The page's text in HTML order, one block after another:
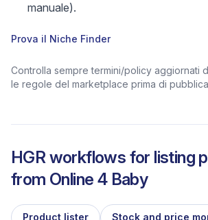
manuale).
Prova il Niche Finder
Controlla sempre termini/policy aggiornati
le regole del marketplace prima di
HGR workflows for listing
from Online 4 Baby
Product lister Stock and price